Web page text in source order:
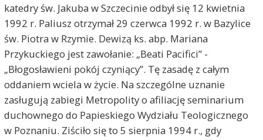
katedry św. Jakuba w Szczecinie odbył się 12 kwietnia
1992 r. Paliusz otrzymał 29 czerwca 1992 r. w Bazylice
św. Piotra w Rzymie. Dewizą ks. abp. Mariana
Przykuckiego jest zawołanie: „Beati Pacifici” -
„Błogosławieni pokój czyniący”. Tę zasadę z całym
oddaniem wciela w życie. Na szczególne uznanie
zasługują zabiegi Metropolity o afiliację seminarium
duchownego do Papieskiego Wydziału Teologicznego
w Poznaniu. Ziściło się to 5 sierpnia 1994 r., gdy